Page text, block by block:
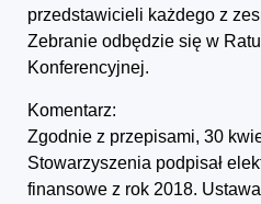
przedstawicieli każdego z
Zebranie odbędzie się w
Konferencyjnej.
Komentarz:
Zgodnie z przepisami, 30
Stowarzyszenia podpisał
finansowe z rok 2018.